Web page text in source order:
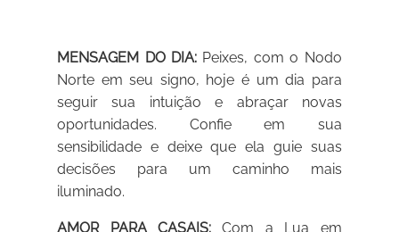
MENSAGEM DO DIA: Peixes, com o Nodo
Norte em seu signo, hoje é um dia para
seguir sua intuição e abraçar novas
oportunidades. Confie em sua
sensibilidade e deixe que ela guie suas
decisões para um caminho mais
iluminado.
AMOR PARA CASAIS: Com a Lua em